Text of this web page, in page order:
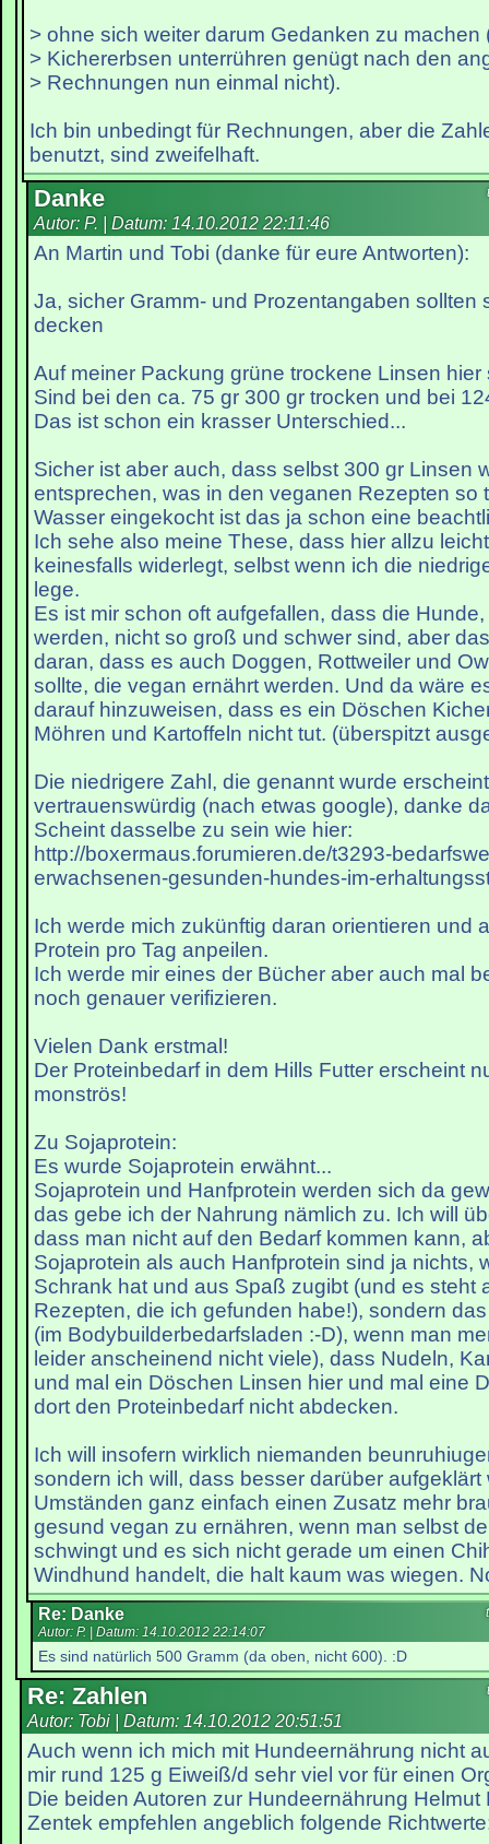
> ohne sich weiter darum Gedanken zu machen
> Kichererbsen unterrühren genügt nach den
> Rechnungen nun einmal nicht).
Ich bin unbedingt für Rechnungen, aber die
benutzt, sind zweifelhaft.
Danke
Autor: P. | Datum: 14.10.2012 22:11:46
An Martin und Tobi (danke für eure Antworten):
Ja, sicher Gramm- und Prozentangaben sollten
decken
Auf meiner Packung grüne trockene Linsen hier
Sind bei den ca. 75 gr 300 gr trocken und bei
Das ist schon ein krasser Unterschied...
Sicher ist aber auch, dass selbst 300 gr Linsen
entsprechen, was in den veganen Rezepten so
Wasser eingekocht ist das ja schon eine
Ich sehe also meine These, dass hier allzu
keinesfalls widerlegt, selbst wenn ich die
lege.
Es ist mir schon oft aufgefallen, dass die
werden, nicht so groß und schwer sind, aber
daran, dass es auch Doggen, Rottweiler und
sollte, die vegan ernährt werden. Und da wäre
darauf hinzuweisen, dass es ein Döschen
Möhren und Kartoffeln nicht tut. (überspitzt
Die niedrigere Zahl, die genannt wurde
vertrauenswürdig (nach etwas google), danke
Scheint dasselbe zu sein wie hier:
http://boxermaus.forumieren.de/t3293-
erwachsenen-gesunden-hundes-im-
Ich werde mich zukünftig daran orientieren und
Protein pro Tag anpeilen.
Ich werde mir eines der Bücher aber auch mal
noch genauer verifizieren.
Vielen Dank erstmal!
Der Proteinbedarf in dem Hills Futter erscheint
monströs!
Zu Sojaprotein:
Es wurde Sojaprotein erwähnt...
Sojaprotein und Hanfprotein werden sich da
das gebe ich der Nahrung nämlich zu. Ich will
dass man nicht auf den Bedarf kommen kann,
Sojaprotein als auch Hanfprotein sind ja nichts,
Schrank hat und aus Spaß zugibt (und es steht
Rezepten, die ich gefunden habe!), sondern
(im Bodybuilderbedarfsladen :-D), wenn man
leider anscheinend nicht viele), dass Nudeln,
und mal ein Döschen Linsen hier und mal eine
dort den Proteinbedarf nicht abdecken.
Ich will insofern wirklich niemanden
sondern ich will, dass besser darüber aufgeklärt
Umständen ganz einfach einen Zusatz mehr
gesund vegan zu ernähren, wenn man selbst
schwingt und es sich nicht gerade um einen
Windhund handelt, die halt kaum was wiegen.
Re: Danke
Autor: P. | Datum: 14.10.2012 22:14:07
Es sind natürlich 500 Gramm (da oben, nicht 600). :D
Re: Zahlen
Autor: Tobi | Datum: 14.10.2012 20:51:51
Auch wenn ich mich mit Hundeernährung nicht
mir rund 125 g Eiweiß/d sehr viel vor für einen
Die beiden Autoren zur Hundeernährung
Zentek empfehlen angeblich folgende